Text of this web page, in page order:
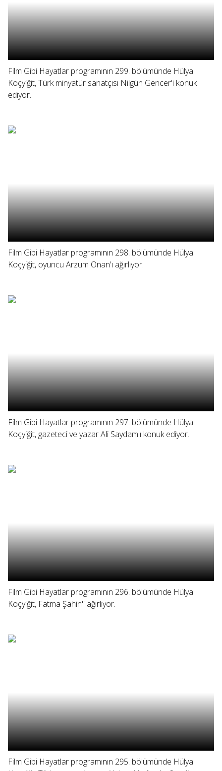
Film Gibi Hayatlar programının 299. bölümünde Hülya
Koçyiğit, Türk minyatür sanatçısı Nilgün Gencer'i konuk
ediyor.
Film Gibi Hayatlar programının 298. bölümünde Hülya
Koçyiğit, oyuncu Arzum Onan'ı ağırlıyor.
Film Gibi Hayatlar programının 297. bölümünde Hülya
Koçyiğit, gazeteci ve yazar Ali Saydam'ı konuk ediyor.
Film Gibi Hayatlar programının 296. bölümünde Hülya
Koçyiğit, Fatma Şahin'i ağırlıyor.
Film Gibi Hayatlar programının 295. bölümünde Hülya